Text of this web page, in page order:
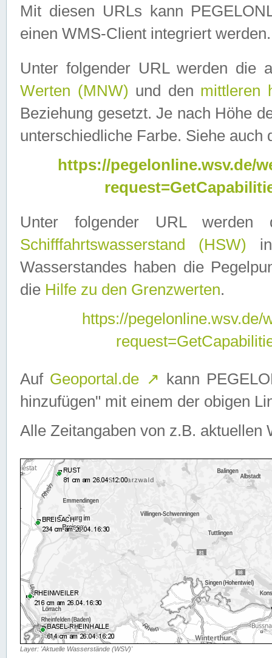
Mit diesen URLs kann
einen WMS-Client integriert werden.
Unter folgender URL werden die
Werten (MNW) und den mittleren
Beziehung gesetzt. Je nach Höhe
unterschiedliche Farbe. Siehe auch
https://pegelonline.wsv.de/
Unter folgender URL
Schifffahrtswasserstand (HSW)
Wasserstandes haben die
die Hilfe zu den Grenzwerten.
https://
Auf Geoportal.de ↗ kann
hinzufügen" mit einem der obigen
Alle Zeitangaben von z.B. aktuellen
Layer: 'Aktuelle Wasserstände (WSV)'